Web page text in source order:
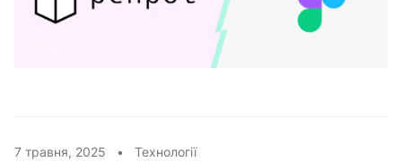
7 травня, 2025 • Технології